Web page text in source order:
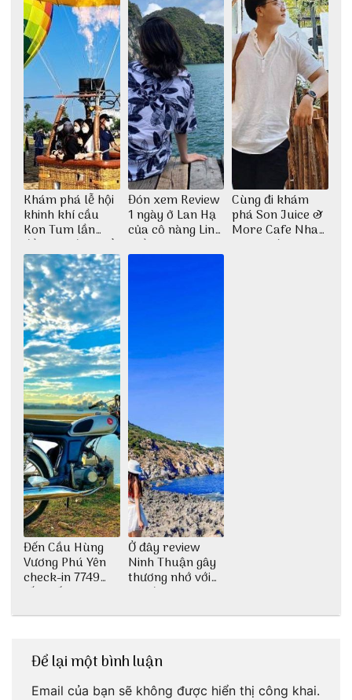
Khám phá lễ hội
khinh khí cầu
Kon Tum lần
đầu tiên được tổ
chức
Đón xem Review
1 ngày ở Lan Hạ
của cô nàng Linh
Trần
Cùng đi khám
phá Son Juice &
More Cafe Nha
Trang với anh
Đến Cầu Hùng
Vương Phú Yên
check-in 7749
tấm sống ảo
Ở đây review
Ninh Thuận gây
thương nhớ với
nét đẹp thiên
Để lại một bình luận
Email của bạn sẽ không được hiển thị công khai.